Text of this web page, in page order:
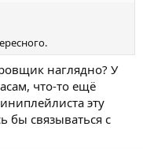
наглядно? У
что-то ещё
эту
бы связываться с